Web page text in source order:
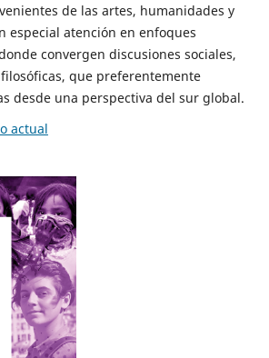
de las artes, humanidades y
especial atención en enfoques
convergen discusiones sociales,
que preferentemente
desde una perspectiva del sur global.
actual